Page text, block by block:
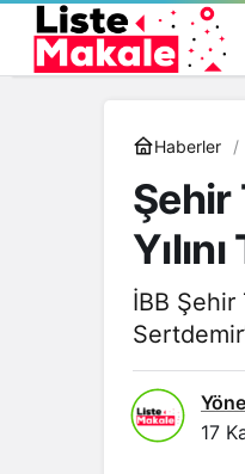
Haberler
Şehir
İBB Şehir
17